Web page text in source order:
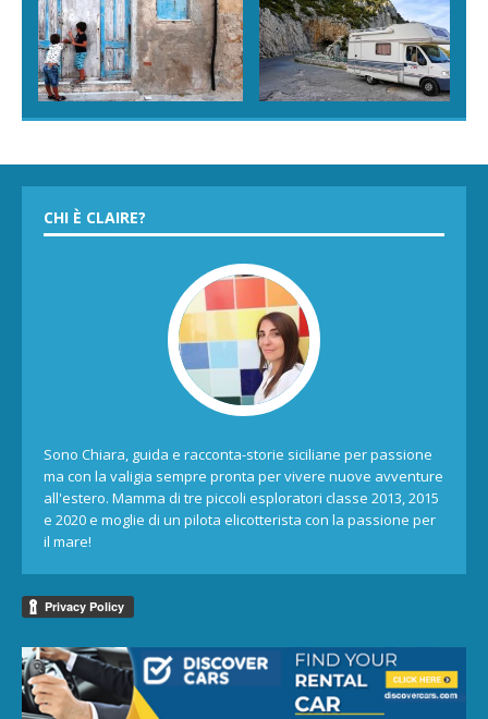
CHI È CLAIRE?
Sono Chiara, guida e racconta-storie siciliane per passione
ma con la valigia sempre pronta per vivere nuove avventure
all'estero. Mamma di tre piccoli esploratori classe 2013, 2015
e 2020 e moglie di un pilota elicotterista con la passione per
il mare!